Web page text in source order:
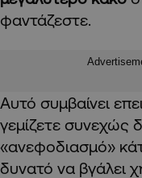
φαντάζεστε.
Αυτό συμβαίνει
γεμίζετε συνεχώς
«ανεφοδιασμό»
δυνατό να βγάλει